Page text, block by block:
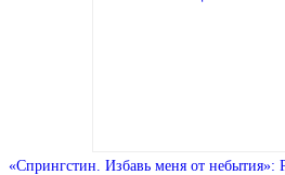
«Спрингстин. Избавь меня от